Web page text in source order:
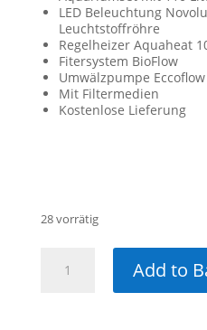
LED Beleuchtung
Leuchtstoffröhre
Regelheizer Aquaheat
Fitersystem BioFlow
Umwälzpumpe
Mit Filtermedien
Kostenlose Lieferung
28 vorrätig
Primo
Add to